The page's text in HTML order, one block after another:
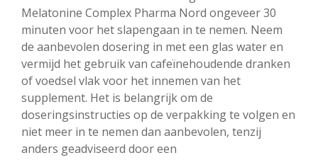
Melatonine Complex Pharma Nord ongeveer 30
minuten voor het slapengaan in te nemen. Neem
de aanbevolen dosering in met een glas water en
vermijd het gebruik van cafeïnehoudende dranken
of voedsel vlak voor het innemen van het
supplement. Het is belangrijk om de
doseringsinstructies op de verpakking te volgen en
niet meer in te nemen dan aanbevolen, tenzij
anders geadviseerd door een